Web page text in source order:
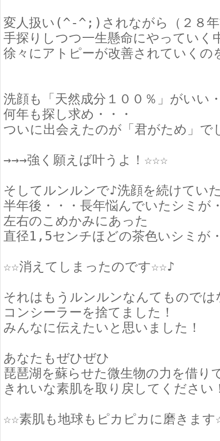
変人扱い(^-^;)されながら（２８年
手探りしつつ一生懸命にやっていく
徐々にアトピーが改善されていくの
洗顔も「天然成分１００％」がいい
何年も探し求め・・・
ついに出会えたのが「君がため」で
→→→強く願えば叶うよ！☆☆☆
そしてルンルンで♪洗顔を続けてい
半年後・・・長年悩んでいたシミが
左右のこめかみにあった
直径1,5センチほどの茶色いシミが
☆☆消えてしまったのです☆☆♪
それはもうルンルンなんてものでは
コンシーラーを捨てました！
みんなに伝えたいと思いました！
あなたもぜひぜひ
琵琶湖を蘇らせた微生物の力を借り
きれいな素肌を取り戻してください
☆☆素肌も地球もピカピカに磨きま